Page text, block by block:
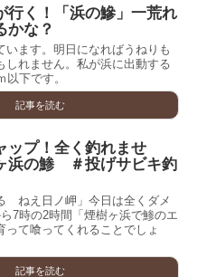
行く！「浜の鰺」一荒れ
かな？
います。明日になればうねりも
しれません。私が浜に出動する
下です。
記事を読む
ップ！全く釣れませ
浜の鯵 ＃投げサビキ釣
ねえ日ノ岬」今日は全くダメ
7時の2時間「煙樹ヶ浜で鯵のエ
って喰ってくれることでしょ
記事を読む